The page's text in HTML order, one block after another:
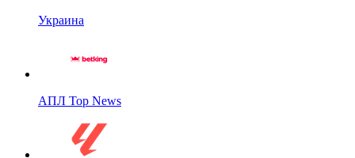
Украина
АПЛ Top News